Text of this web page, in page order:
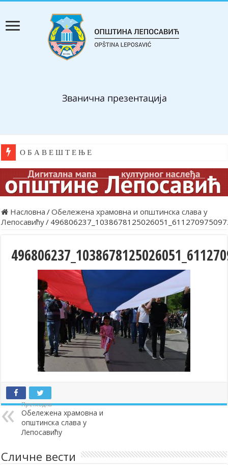
О Б А В Е Ш Т Е Њ Е
Насловна /Обележена храмовна и општинска слава у
Лепосавићу/
Претходна
Обележена храмовна и
општинска слава у
Лепосавићу
Сличне вести